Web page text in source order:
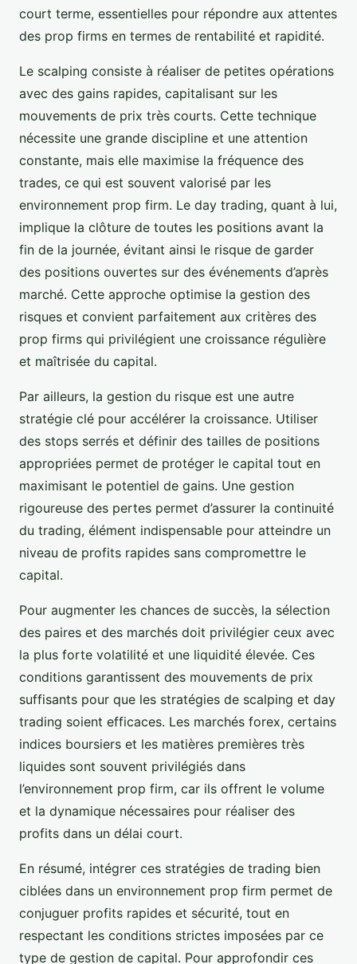
court terme, essentielles pour répondre aux attentes
des prop firms en termes de rentabilité et rapidité.
Le scalping consiste à réaliser de petites opérations
avec des gains rapides, capitalisant sur les
mouvements de prix très courts. Cette technique
nécessite une grande discipline et une attention
constante, mais elle maximise la fréquence des
trades, ce qui est souvent valorisé par les
environnement prop firm. Le day trading, quant à lui,
implique la clôture de toutes les positions avant la
fin de la journée, évitant ainsi le risque de garder
des positions ouvertes sur des événements d’après
marché. Cette approche optimise la gestion des
risques et convient parfaitement aux critères des
prop firms qui privilégient une croissance régulière
et maîtrisée du capital.
Par ailleurs, la gestion du risque est une autre
stratégie clé pour accélérer la croissance. Utiliser
des stops serrés et définir des tailles de positions
appropriées permet de protéger le capital tout en
maximisant le potentiel de gains. Une gestion
rigoureuse des pertes permet d’assurer la continuité
du trading, élément indispensable pour atteindre un
niveau de profits rapides sans compromettre le
capital.
Pour augmenter les chances de succès, la sélection
des paires et des marchés doit privilégier ceux avec
la plus forte volatilité et une liquidité élevée. Ces
conditions garantissent des mouvements de prix
suffisants pour que les stratégies de scalping et day
trading soient efficaces. Les marchés forex, certains
indices boursiers et les matières premières très
liquides sont souvent privilégiés dans
l’environnement prop firm, car ils offrent le volume
et la dynamique nécessaires pour réaliser des
profits dans un délai court.
En résumé, intégrer ces stratégies de trading bien
ciblées dans un environnement prop firm permet de
conjuguer profits rapides et sécurité, tout en
respectant les conditions strictes imposées par ce
type de gestion de capital. Pour approfondir ces